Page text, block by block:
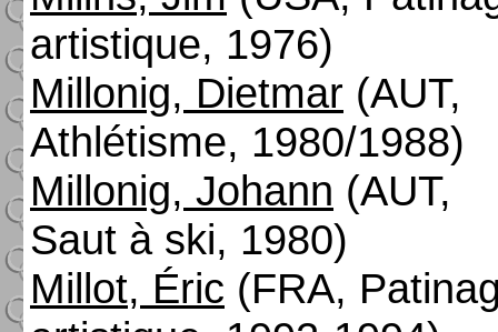
artistique, 1976)
Millonig, Dietmar (AUT,
Athlétisme, 1980/1988)
Millonig, Johann (AUT,
Saut à ski, 1980)
Millot, Éric (FRA,